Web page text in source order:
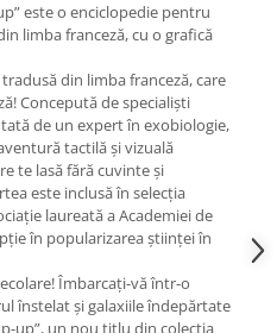
este o enciclopedie pentru
limba franceză, cu o grafică
din limba franceză, care
Concepută de specialiști
de un expert în exobiologie,
tactilă și vizuală
te lasă fără cuvinte și
este inclusă în selecția
laureată a Academiei de
în popularizarea științei în
Îmbarcați-vă într-o
înstelat și galaxiile îndepărtate
up”, un nou titlu din colecția